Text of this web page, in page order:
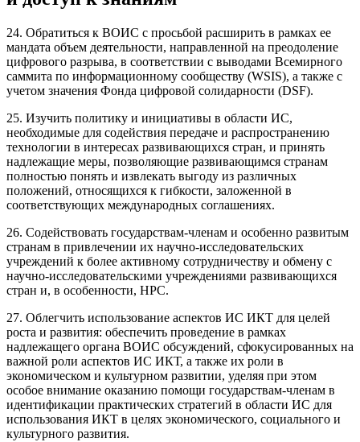
24. Обратиться к ВОИС с просьбой расширить в рамках ее
мандата объем деятельности, направленной на преодоление
цифрового разрыва, в соответствии с выводами Всемирного
саммита по информационному сообществу (WSIS), а также с
учетом значения Фонда цифровой солидарности (DSF).
25. Изучить политику и инициативы в области ИС,
необходимые для содействия передаче и распространению
технологии в интересах развивающихся стран, и принять
надлежащие меры, позволяющие развивающимся странам
полностью понять и извлекать выгоду из различных
положений, относящихся к гибкости, заложенной в
соответствующих международных соглашениях.
26. Содействовать государствам-членам и особенно развитым
странам в привлечении их научно-исследовательских
учреждений к более активному сотрудничеству и обмену с
научно-исследовательскими учреждениями развивающихся
стран и, в особенности, НРС.
27. Облегчить использование аспектов ИС ИКТ для целей
роста и развития: обеспечить проведение в рамках
надлежащего органа ВОИС обсуждений, сфокусированных на
важной роли аспектов ИС ИКТ, а также их роли в
экономическом и культурном развитии, уделяя при этом
особое внимание оказанию помощи государствам-членам в
идентификации практических стратегий в области ИС для
использования ИКТ в целях экономического, социального и
культурного развития.